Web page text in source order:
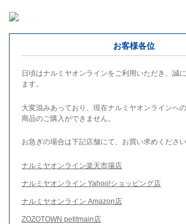
お客様各位
日頃はナルミヤオンラインをご利用いただき、誠
ます。
大変混みあっており、現在ナルミヤオンラインへ
商品のご購入ができません。
お急ぎの場合は下記店舗にて、お買い求めください
ナルミヤオンライン楽天市場店
ナルミヤオンライン Yahoo!ショッピング店
ナルミヤオンライン Amazon店
ZOZOTOWN petitmain店